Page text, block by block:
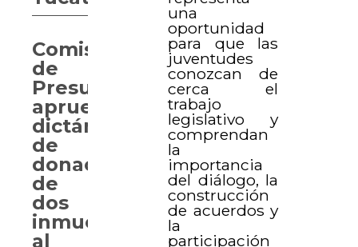
una
oportunidad
para que las
juventudes
conozcan de
cerca el
trabajo
legislativo y
comprendan
la
importancia
del diálogo, la
construcción
de acuerdos y
la
participación
Comisión
de
Presupuesto
aprueba
dictámenes
de
donación
de
dos
inmuebles
al